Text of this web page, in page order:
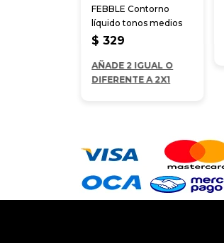
FEBBLE Contorno
líquido tonos medios
$ 329
AÑADE 2 IGUAL O
DIFERENTE A 2X1